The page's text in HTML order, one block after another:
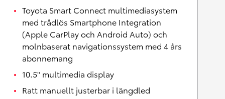
Toyota Smart Connect multimediasystem
med trådlös Smartphone Integration
(Apple CarPlay och Android Auto) och
molnbaserat navigationssystem med 4 års
abonnemang
10.5" multimedia display
Ratt manuellt justerbar i längdled